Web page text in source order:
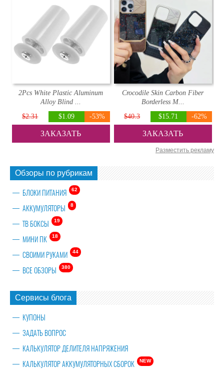
2Pcs White Plastic Aluminum
Alloy Blind ...
$2.31
$1.09 -53%
ЗАКАЗАТЬ
Crocodile Skin Carbon Fiber
Borderless M...
$40.3
$15.71 -62%
ЗАКАЗАТЬ
Разместить рекламу
Обзоры по рубрикам
62
БЛОКИ ПИТАНИЯ
8
АККУМУЛЯТОРЫ
19
ТВ БОКСЫ
18
МИНИ ПК
44
СВОИМИ РУКАМИ
380
ВСЕ ОБЗОРЫ
Сервисы блога
КУПОНЫ
ЗАДАТЬ ВОПРОС
КАЛЬКУЛЯТОР ДЕЛИТЕЛЯ НАПРЯЖЕНИЯ
NEW
КАЛЬКУЛЯТОР АККУМУЛЯТОРНЫХ СБОРОК